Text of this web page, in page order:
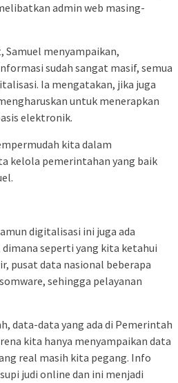
admin web masing-
Samuel menyampaikan,
sudah sangat masif, semua
Ia mengatakan, jika juga
untuk menerapkan
elektronik.
kita dalam
kelola pemerintahan yang baik
digitalisasi ini juga ada
seperti yang kita ketahui
pusat data nasional beberapa
sehingga pelayanan
data-data yang ada di Pemerintah
kita hanya menyampaikan data
real masih kita pegang. Info
judi online dan ini menjadi